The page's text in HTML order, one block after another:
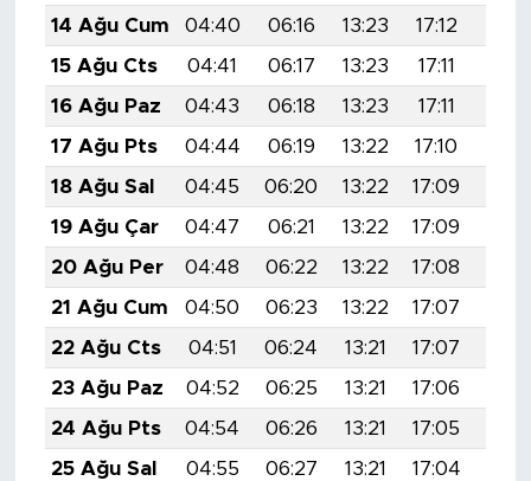
14 Ağu Cum
04:40 06:16 13:23 17:12
15 Ağu Cts
04:41 06:17 13:23 17:11
16 Ağu Paz
04:43 06:18 13:23 17:11
17 Ağu Pts
04:44 06:19 13:22 17:10
18 Ağu Sal
04:45 06:20 13:22 17:09
19 Ağu Çar
04:47 06:21 13:22 17:09
20 Ağu Per
04:48 06:22 13:22 17:08
21 Ağu Cum
04:50 06:23 13:22 17:07
22 Ağu Cts
04:51 06:24 13:21 17:07
23 Ağu Paz
04:52 06:25 13:21 17:06
24 Ağu Pts
04:54 06:26 13:21 17:05
25 Ağu Sal
04:55 06:27 13:21 17:04